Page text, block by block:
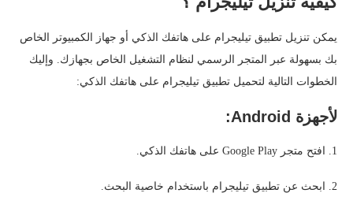
يمكن تنزيل تطبيق تيليجرام على هاتفك الذكي أو جهاز الكمبيوتر الخاص
بك بسهولة عبر المتجر الرسمي لنظام التشغيل الخاص بجهازك. وإليك
الخطوات التالية لتحميل تطبيق تيليجرام على هاتفك الذكي:
لأجهزة Android:
1. افتح متجر Google Play على هاتفك الذكي.
2. ابحث عن تطبيق تيليجرام باستخدام خاصية البحث.